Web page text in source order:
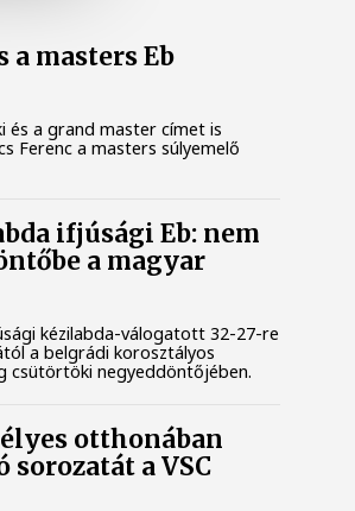
a masters Eb
és a grand master címet is
Ferenc a masters súlyemelő
ifjúsági Eb: nem
a magyar
kézilabda-válogatott 32-27-re
a belgrádi korosztályos
csütörtöki negyeddöntőjében.
otthonában
a VSC